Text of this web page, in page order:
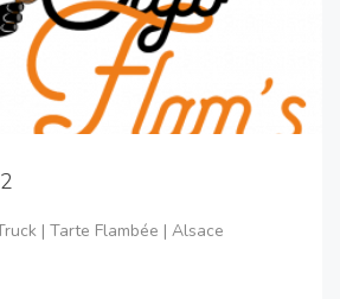
| Tarte Flambée | Alsace